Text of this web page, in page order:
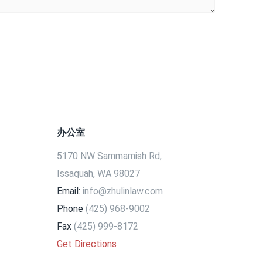
办公室
5170 NW Sammamish Rd,
Issaquah, WA 98027
Email: info@zhulinlaw.com
Phone (425) 968-9002
Fax (425) 999-8172
Get Directions